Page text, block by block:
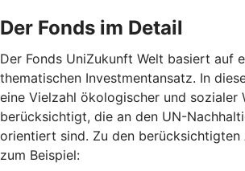
Der Fonds im Detail
Der Fonds UniZukunft Welt basiert auf
thematischen Investmentansatz. In
eine Vielzahl ökologischer und sozialer
berücksichtigt, die an den UN-
orientiert sind. Zu den berücksichtigten
zum Beispiel: